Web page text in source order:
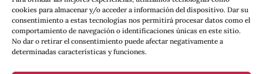
cookies para almacenar y/o acceder a información del dispositivo. Dar su
consentimiento a estas tecnologías nos permitirá procesar datos como el
comportamiento de navegación o identificaciones únicas en este sitio.
No dar o retirar el consentimiento puede afectar negativamente a
determinadas características y funciones.